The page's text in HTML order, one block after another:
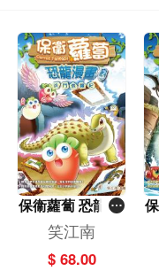
保衞蘿蔔 恐龍漫
畫(3)──決鬥侏
羅紀
笑江南
$ 68.00